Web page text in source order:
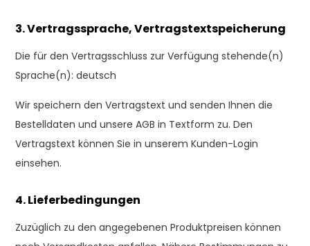
3. Vertragssprache, Vertragstextspeicherung
Die für den Vertragsschluss zur Verfügung stehende(n)
Sprache(n): deutsch
Wir speichern den Vertragstext und senden Ihnen die
Bestelldaten und unsere AGB in Textform zu. Den
Vertragstext können Sie in unserem Kunden-Login
einsehen.
4. Lieferbedingungen
Zuzüglich zu den angegebenen Produktpreisen können